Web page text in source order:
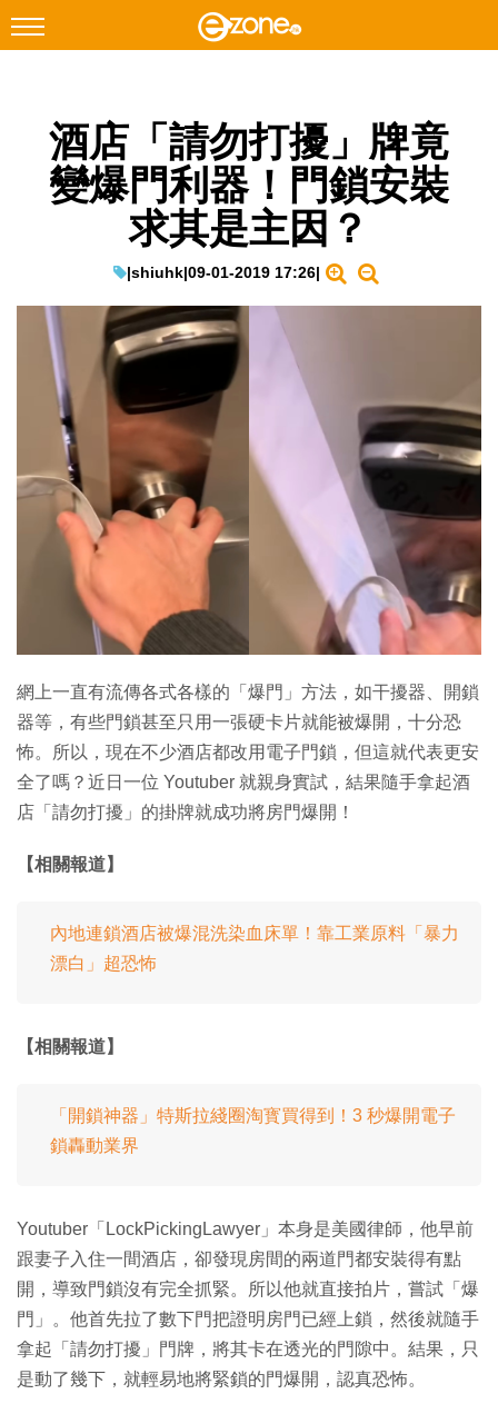
Facebook Instagram
科技焦點
教學評測
EduTech
IT Times
生成式AI與雲端應用
Enterprise Digital Transformation
酒店「請勿打擾」牌竟
變爆門利器！門鎖安裝
求其是主因？
|shiuhk|09-01-2019 17:26|
網上一直有流傳各式各樣的「爆門」方法，如干擾器、開鎖
器等，有些門鎖甚至只用一張硬卡片就能被爆開，十分恐
怖。所以，現在不少酒店都改用電子門鎖，但這就代表更安
全了嗎？近日一位 Youtuber 就親身實試，結果隨手拿起酒
店「請勿打擾」的掛牌就成功將房門爆開！
【相關報道】
內地連鎖酒店被爆混洗染血床單！靠工業原料「暴力
漂白」超恐怖
【相關報道】
「開鎖神器」特斯拉綫圈淘寳買得到！3 秒爆開電子
鎖轟動業界
Youtuber「LockPickingLawyer」本身是美國律師，他早前
跟妻子入住一間酒店，卻發現房間的兩道門都安裝得有點
開，導致門鎖沒有完全抓緊。所以他就直接拍片，嘗試「爆
門」。他首先拉了數下門把證明房門已經上鎖，然後就隨手
拿起「請勿打擾」門牌，將其卡在透光的門隙中。結果，只
是動了幾下，就輕易地將緊鎖的門爆開，認真恐怖。